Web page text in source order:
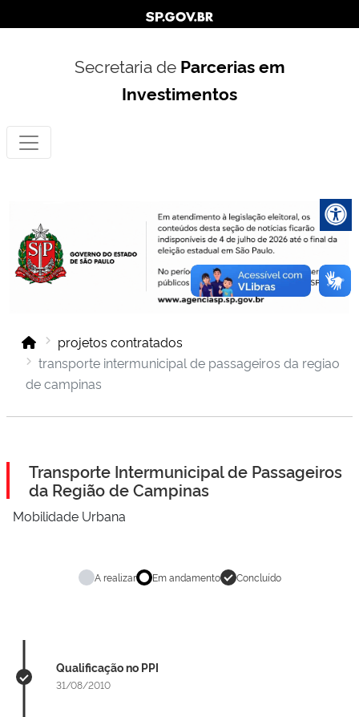
Secretaria de Parcerias em
Investimentos
projetos contratados
transporte intermunicipal de passageiros da regiao
de campinas
Transporte Intermunicipal de Passageiros
da Região de Campinas
Mobilidade Urbana
A realizar Em andamento Concluído
Qualificação no PPI
31/08/2010